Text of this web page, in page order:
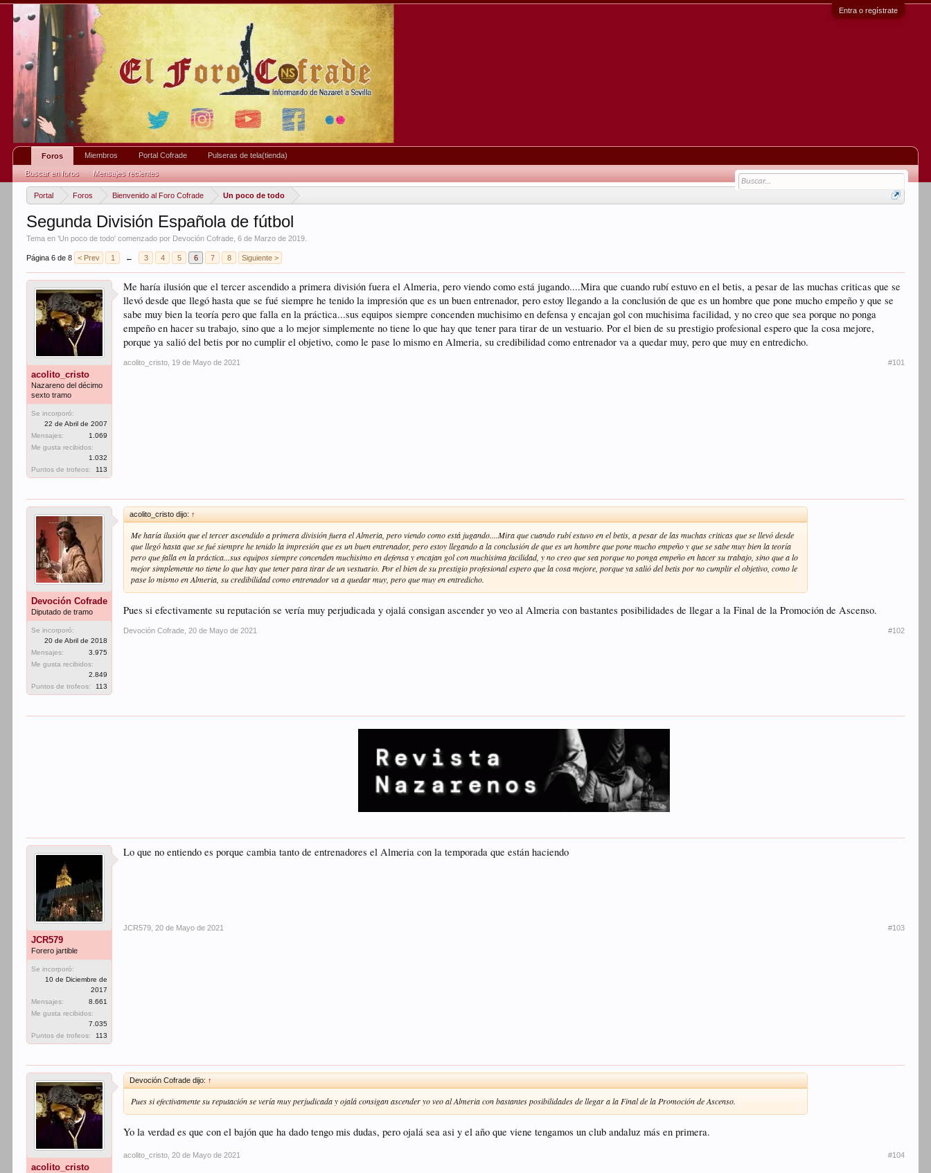
Entra o regístrate
Portal Foros Bienvenido al Foro Cofrade Un poco de todo
Segunda División Española de fútbol
Tema en 'Un poco de todo' comenzado por Devoción Cofrade ,6 de Marzo de 2019
Página 6 de 8 < Prev 1 ← 3 4 5 6 7 8 Siguiente >
acolito_cristo
Nazareno del décimo
sexto tramo
Se incorporó:
22 de Abril de 2007
Mensajes:
1.069
Me gusta recibidos:
1.032
Puntos de trofeos:
113
Me haría ilusión que el tercer ascendido a primera división fuera el Almeria, pero viendo como está jugando....Mira que cuando rubí estuvo en el betis, a pesar de las muchas criticas que se
llevó desde que llegó hasta que se fué siempre he tenido la impresión que es un buen entrenador, pero estoy llegando a la conclusión de que es un hombre que pone mucho empeño y que se
sabe muy bien la teoría pero que falla en la práctica...sus equipos siempre concenden muchisimo en defensa y encajan gol con muchisima facilidad, y no creo que sea porque no ponga
empeño en hacer su trabajo, sino que a lo mejor simplemente no tiene lo que hay que tener para tirar de un vestuario. Por el bien de su prestigio profesional espero que la cosa mejore,
porque ya salió del betis por no cumplir el objetivo, como le pase lo mismo en Almeria, su credibilidad como entrenador va a quedar muy, pero que muy en entredicho.
acolito_cristo 19 de Mayo de 2021 #101
Devoción Cofrade
Diputado de tramo
Se incorporó:
20 de Abril de 2018
Mensajes:
3.975
Me gusta recibidos:
2.849
Puntos de trofeos:
113
acolito_cristo dijo: ↑
Me haría ilusión que el tercer ascendido a primera división fuera el Almeria, pero viendo como está jugando....Mira que cuando rubí estuvo en el betis, a pesar de las muchas criticas que se llevó desde
que llegó hasta que se fué siempre he tenido la impresión que es un buen entrenador, pero estoy llegando a la conclusión de que es un hombre que pone mucho empeño y que se sabe muy bien la teoría
pero que falla en la práctica...sus equipos siempre concenden muchisimo en defensa y encajan gol con muchisima facilidad, y no creo que sea porque no ponga empeño en hacer su trabajo, sino que a lo
mejor simplemente no tiene lo que hay que tener para tirar de un vestuario. Por el bien de su prestigio profesional espero que la cosa mejore, porque ya salió del betis por no cumplir el objetivo, como le
pase lo mismo en Almeria, su credibilidad como entrenador va a quedar muy, pero que muy en entredicho.
Pues si efectivamente su reputación se vería muy perjudicada y ojalá consigan ascender yo veo al Almeria con bastantes posibilidades de llegar a la Final de la Promoción de Ascenso.
Devoción Cofrade 20 de Mayo de 2021 #102
JCR579
Forero jartible
Se incorporó:
10 de Diciembre de
2017
Mensajes:
8.661
Me gusta recibidos:
7.035
Puntos de trofeos:
113
Lo que no entiendo es porque cambia tanto de entrenadores el Almeria con la temporada que están haciendo
JCR579 20 de Mayo de 2021 #103
acolito_cristo
Devoción Cofrade dijo: ↑
Pues si efectivamente su reputación se vería muy perjudicada y ojalá consigan ascender yo veo al Almeria con bastantes posibilidades de llegar a la Final de la Promoción de Ascenso.
Yo la verdad es que con el bajón que ha dado tengo mis dudas, pero ojalá sea asi y el año que viene tengamos un club andaluz más en primera.
acolito_cristo 20 de Mayo de 2021 #104
Foros
Buscar en foros Mensajes recientes
Miembros Portal Cofrade Pulseras de tela(tienda)